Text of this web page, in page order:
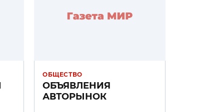
ОБЩЕСТВО
ОБЪЯВЛЕНИЯ
АВТОРЫНОК